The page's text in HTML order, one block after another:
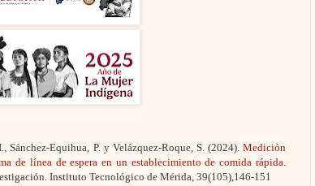
Sánchez-Equihua, P. y Velázquez-Roque, S. (2024). Medición
de línea de espera en un establecimiento de comida rápida.
Instituto Tecnológico de Mérida, 39(105),146-151